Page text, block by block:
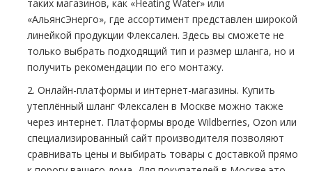
таких магазинов, как «Heating Water» или
«АльянсЭнерго», где ассортимент представлен широкой
линейкой продукции Флексален. Здесь вы сможете не
только выбрать подходящий тип и размер шланга, но и
получить рекомендации по его монтажу.
2. Онлайн-платформы и интернет-магазины. Купить
утеплённый шланг Флексален в Москве можно также
через интернет. Платформы вроде Wildberries, Ozon или
специализированный сайт производителя позволяют
сравнивать цены и выбирать товары с доставкой прямо